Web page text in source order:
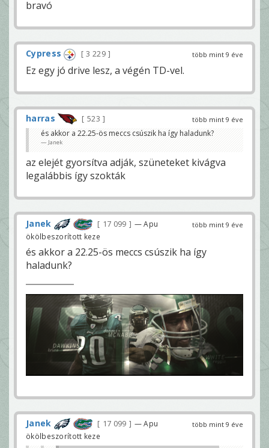
bravó
több mint 9 éve
Cypress 3 229
Ez egy jó drive lesz, a végén TD-vel.
több mint 9 éve
harras
523
és akkor a 22.25-ös meccs csúszik ha így haladunk?
Janek
az elejét gyorsítva adják, szüneteket kivágva
legalábbis így szokták
több mint 9 éve
Janek 17 099
— Apu
ökölbeszorított keze
és akkor a 22.25-ös meccs csúszik ha így
haladunk?
több mint 9 éve
Janek 17 099
— Apu
ökölbeszorított keze